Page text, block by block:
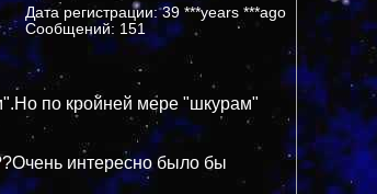
Дата регистрации: 39 ***years ***ago
Сообщений: 151
по кройней мере "шкурам"
интересно было бы